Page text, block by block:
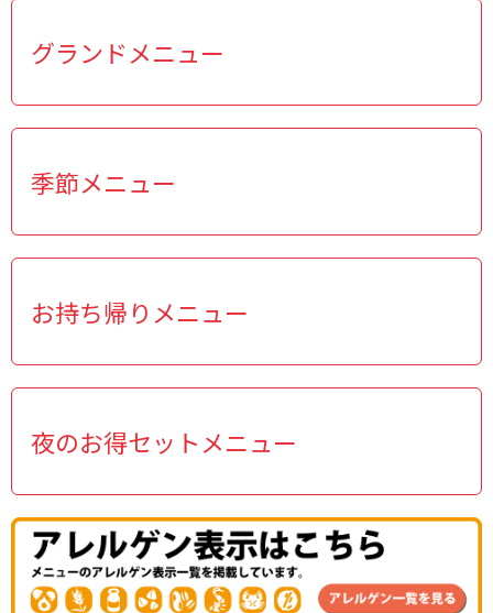
グランドメニュー
季節メニュー
お持ち帰りメニュー
夜のお得セットメニュー